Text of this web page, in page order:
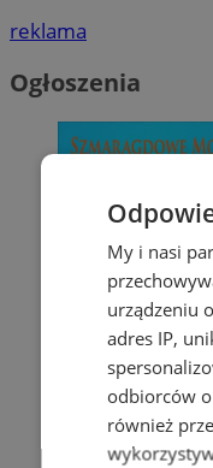
reklama
Ogłoszenia
My i nasi
urządzeniu
adres IP,
odbiorców
również